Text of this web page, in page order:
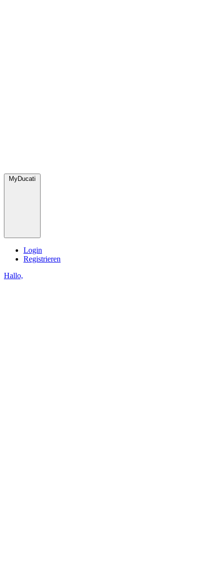
MyDucati
Login
Registrieren
Hallo,